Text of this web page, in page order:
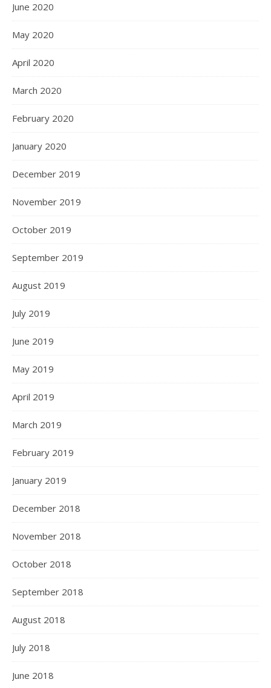
June 2020
May 2020
April 2020
March 2020
February 2020
January 2020
December 2019
November 2019
October 2019
September 2019
August 2019
July 2019
June 2019
May 2019
April 2019
March 2019
February 2019
January 2019
December 2018
November 2018
October 2018
September 2018
August 2018
July 2018
June 2018